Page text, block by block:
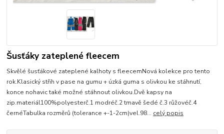
Šusťáky zateplené fleecem
Skvělé šusťákové zateplené kalhoty s fleecemNová kolekce pro tento
rok.Klasický střih v pase na gumu + úzká guma s olivkou ke stáhnutí,
konce nohavic také možné stáhnout olivkou.Dvě kapsy na
zip.materiál100%polyesterč.1 modréč.2 tmavě šedé č.3 růžovéč.4
černéTabulka rozměrů (tolerance +-1-2cm)vel.98... celý popis